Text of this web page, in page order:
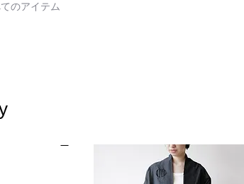
のアイテム